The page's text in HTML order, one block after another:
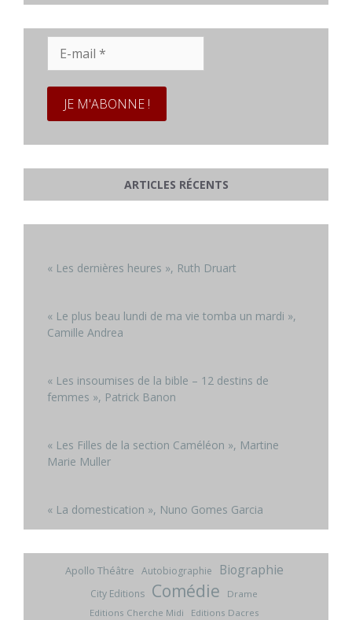
mail
ARTICLES RÉCENTS
« Les dernières heures », Ruth Druart
« Le plus beau lundi de ma vie tomba un mardi »,
Camille Andrea
« Les insoumises de la bible – 12 destins de
femmes », Patrick Banon
« Les Filles de la section Caméléon », Martine
Marie Muller
« La domestication », Nuno Gomes Garcia
Apollo Théâtre Autobiographie Biographie
City Editions Comédie
Drame
Editions Cherche Midi
Editions Dacres